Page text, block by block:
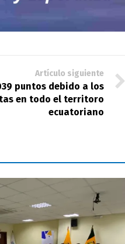
Artículo siguiente
puntos debido a los
en todo el territoro
ecuatoriano